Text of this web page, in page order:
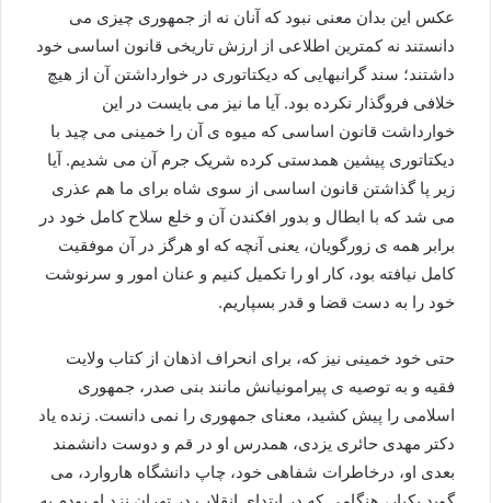
عکس این بدان معنی نبود که آنان نه از جمهوری چیزی می
دانستند نه کمترین اطلاعی از ارزش تاریخی قانون اساسی خود
داشتند؛ سند گرانبهایی که دیکتاتوری در خوارداشتن آن از هیچ
خلافی فروگذار نکرده بود. آیا ما نیز می بایست در این
خوارداشت قانون اساسی که میوه ی آن را خمینی می چید با
دیکتاتوری پیشین همدستی کرده شریک جرم آن می شدیم. آیا
زیر پا گذاشتن قانون اساسی از سوی شاه برای ما هم عذری
می شد که با ابطال و بدور افکندن آن و خلع سلاح کامل خود در
برابر همه ی زورگویان، یعنی آنچه که او هرگز در آن موفقیت
کامل نیافته بود، کار او را تکمیل کنیم و عنان امور و سرنوشت
خود را به دست قضا و قدر بسپاریم.
حتی خود خمینی نیز که، برای انحراف اذهان از کتاب ولایت
فقیه و به توصیه ی پیرامونیانش مانند بنی صدر، جمهوری
اسلامی را پیش کشید، معنای جمهوری را نمی دانست. زنده یاد
دکتر مهدی حائری یزدی، همدرس او در قم و دوست دانشمند
بعدی او، درخاطرات شفاهی خود، چاپ دانشگاه هاروارد، می